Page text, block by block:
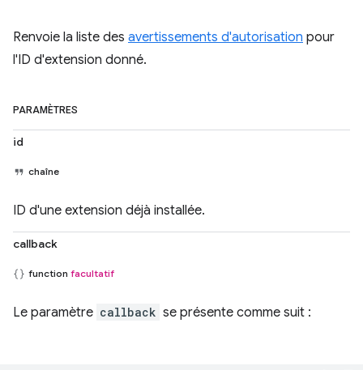
Renvoie la liste des avertissements d'autorisation pour
l'ID d'extension donné.
PARAMÈTRES
id
chaîne
ID d'une extension déjà installée.
callback
function facultatif
Le paramètre callback se présente comme suit :